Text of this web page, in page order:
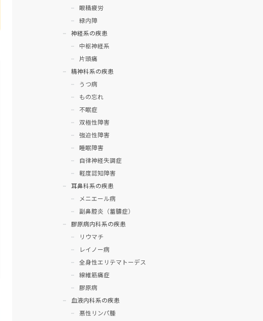
眼精疲労
緑内障
神経系の疾患
中枢神経系
片頭痛
精神科系の疾患
うつ病
もの忘れ
不眠症
双極性障害
強迫性障害
睡眠障害
自律神経失調症
軽度認知障害
耳鼻科系の疾患
メニエール病
副鼻腔炎（蓄膿症）
膠原病内科系の疾患
リウマチ
レイノー病
全身性エリテマトーデス
線維筋痛症
膠原病
血液内科系の疾患
悪性リンパ腫